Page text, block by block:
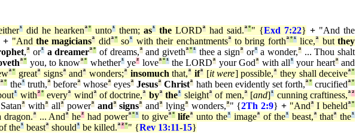
¹did he hearkenª°unto¹them; as¹theLORDª had said.ª°" {Exd 7:22} + "And the
+ "Andthe magiciansª didª°so¹ with their enchantmentsª to bring forthª°¹lice,ª butthey
,ª or¹ a dreamerª° of dreams,ªand givethª°¹ thee a signª or¹a wonder,ª
... Thou shalt
ª° you, to knowª° whether¹ye² loveª°¹the LORDª your Godª with all¹ your heartªand
ª° greatª signsª andª wonders;ª insomuch that,ª ifª [it were] possible,ª they shall deceiveª°
ª° the¹truth,ªbeforeªwhoseªeyesª Jesusª Christª hath been evidently set forth,ª° crucifiedª°
¹ with²°everyª windª of doctrine,ª byª the¹ sleightª of men,ª [and]¹ cunning craftiness,ª²
ª withª allª powerª andªsignsª andª lyingªwonders,ª" {2Th 2:9} + "Andª I beheldª°
dragon.ª ... Andª he² had powerª°¹to giveª° lifeª unto the¹ imageª of the¹beast,ª thatª the¹
the¹ beastª should¹ be killed.ª²°" {Rev 13:11-15}